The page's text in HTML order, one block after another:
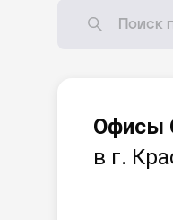
Офисы
в г.